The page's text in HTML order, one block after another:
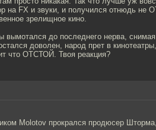
на FX и звуки, и получился отнюдь не
зрелищное кино.
вымотался до последнего нерва,
доволен, народ прет в
что ОТСТОЙ. Твоя реакция?
Molotov прокрался продюсер